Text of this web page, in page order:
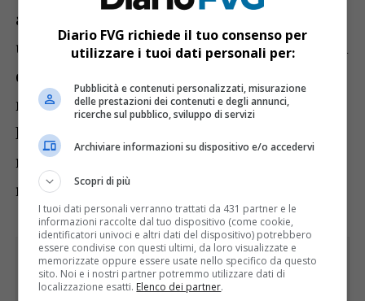
aggiunto il governatore – di passare da
una emergenza di carattere sanitario a una
di carattere economico che sta già
mostrando i suoi primi pesanti risultati.
Più prolunghiamo le chiusure, più
rischiamo sia sempre più difficile
ripartire”.
Diario FVG richiede il tuo consenso per
utilizzare i tuoi dati personali per:
Pubblicità e contenuti personalizzati, misurazione
delle prestazioni dei contenuti e degli annunci,
ricerche sul pubblico, sviluppo di servizi
Archiviare informazioni su dispositivo e/o accedervi
Scopri di più
I tuoi dati personali verranno trattati da 431 partner e le
informazioni raccolte dal tuo dispositivo (come cookie,
identificatori univoci e altri dati del dispositivo) potrebbero
essere condivise con questi ultimi, da loro visualizzate e
memorizzate oppure essere usate nello specifico da questo
sito. Noi e i nostri partner potremmo utilizzare dati di
localizzazione esatti. Elenco dei partner.